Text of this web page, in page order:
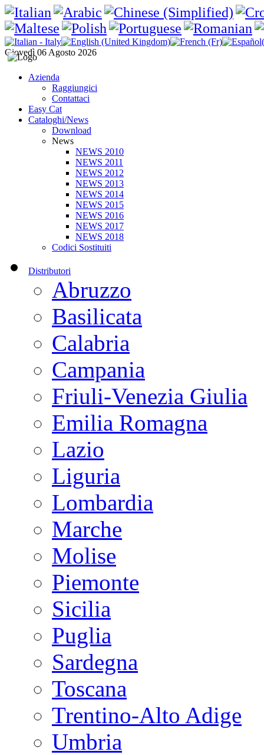
Giovedì 06 Agosto 2026
Azienda
Raggiungici
Contattaci
Easy Cat
Cataloghi/News
Download
News
NEWS 2010
NEWS 2011
NEWS 2012
NEWS 2013
NEWS 2014
NEWS 2015
NEWS 2016
NEWS 2017
NEWS 2018
Codici Sostituiti
Distributori
Abruzzo
Basilicata
Calabria
Campania
Friuli-Venezia Giulia
Emilia Romagna
Lazio
Liguria
Lombardia
Marche
Molise
Piemonte
Sicilia
Puglia
Sardegna
Toscana
Trentino-Alto Adige
Umbria